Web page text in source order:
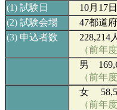
(1) 試験日 10月17
(2) 試験会場 47都道
(3) 申込者数
228,214人
（前年
男
（前年
女
（前